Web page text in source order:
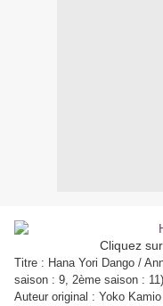
Cliquez
Titre : Hana Yori Dango /
saison : 9, 2ème saison :
Auteur original : Yoko